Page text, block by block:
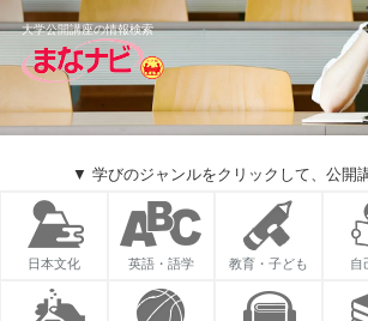
大学公開講座の情報検索
▼ 学びのジャンルをクリックして、公開
日本文化 英語・語学 教育・子ども 自